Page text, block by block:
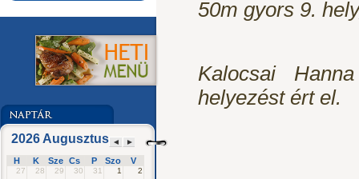
2026 Augusztus ◄ ►
H K Sze Cs P Szo V
27 28 29 30 31 1 2
50m gyors 9.
Kalocsai
helyezést ért el.